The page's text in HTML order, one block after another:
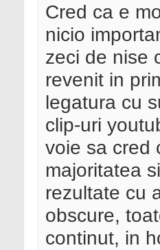
Cred ca e
nicio
zeci de nise
revenit in
legatura cu
clip-uri
voie sa cred
majoritatea
rezultate cu
obscure,
continut, in